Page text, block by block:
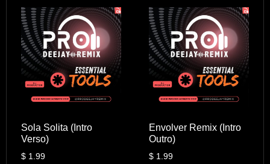
Sola Solita (Intro
Verso)
$1.99
Envolver Remix (Intro
Outro)
$ 1.99